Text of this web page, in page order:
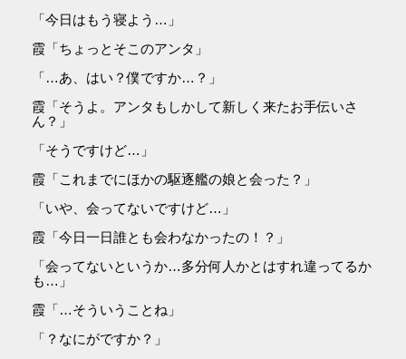
「今日はもう寝よう…」
霞「ちょっとそこのアンタ」
「…あ、はい？僕ですか…？」
霞「そうよ。アンタもしかして新しく来たお手伝いさ
ん？」
「そうですけど…」
霞「これまでにほかの駆逐艦の娘と会った？」
「いや、会ってないですけど…」
霞「今日一日誰とも会わなかったの！？」
「会ってないというか…多分何人かとはすれ違ってるか
も…」
霞「…そういうことね」
「？なにがですか？」